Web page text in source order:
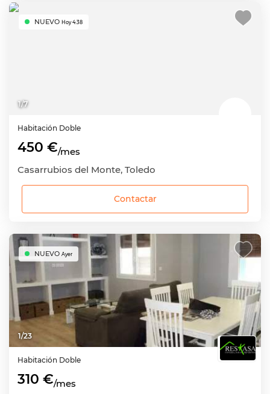
1/7
NUEVO Hoy 4:38
Habitación Doble
450 €/mes
Casarrubios del Monte, Toledo
Contactar
1/23
NUEVO Ayer
Habitación Doble
310 €/mes